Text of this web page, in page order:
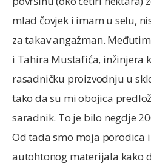
mlad čovjek i imam u selu,
za takav angažman.
i Tahira Mustafića, inžinjera
rasadničku proizvodnju u
tako da su mi obojica
saradnik. To je bilo negdje
Od tada smo moja porodica
autohtonog materijala kako